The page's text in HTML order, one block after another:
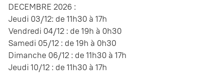
DECEMBRE 2026 :
Jeudi 03/12: de 11h30 à 17h
Vendredi 04/12 : de 19h à 0h30
Samedi 05/12 : de 19h à 0h30
Dimanche 06/12 : de 11h30 à 17h
Jeudi 10/12 : de 11h30 à 17h